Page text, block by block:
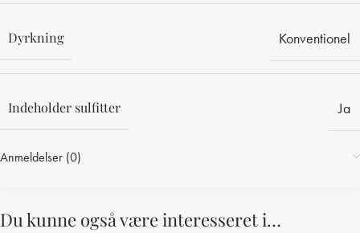
Dyrkning Konventionel
Indeholder sulfitter Ja
Anmeldelser (0)
Du kunne også være interesseret i…